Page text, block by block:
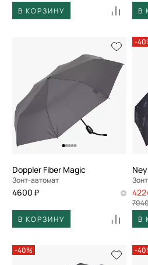
В КОРЗИНУ
В
Doppler Fiber Magic
Зонт-автомат
4600 ₽
В КОРЗИНУ
-
В
-40% -